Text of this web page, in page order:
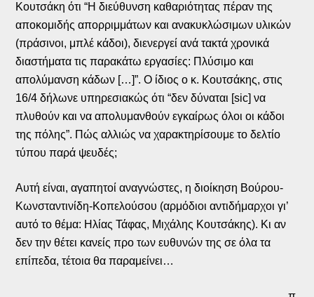
Κουτσάκη ότι “Η διεύθυνση καθαριότητας πέραν της
αποκομιδής απορριμμάτων και ανακυκλώσιμων υλικών
(πράσινοι, μπλέ κάδοι), διενεργεί ανά τακτά χρονικά
διαστήματα τις παρακάτω εργασίες: Πλύσιμο και
απολύμανση κάδων […]”. Ο ίδιος ο κ. Κουτσάκης, στις
16/4 δήλωνε υπηρεσιακώς ότι “δεν δύναται [sic] να
πλυθούν και να απολυμανθούν εγκαίρως όλοι οι κάδοι
της πόλης”. Πώς αλλιώς να χαρακτηρίσουμε το δελτίο
τύπου παρά ψευδές;
Αυτή είναι, αγαπητοί αναγνώστες, η διοίκηση Βούρου-
Κωνσταντινίδη-Κοπελούσου (αρμόδιοι αντιδήμαρχοι γι’
αυτό το θέμα: Ηλίας Τάφας, Μιχάλης Κουτσάκης). Κι αν
δεν την θέτει κανείς προ των ευθυνών της σε όλα τα
επίπεδα, τέτοια θα παραμείνει…